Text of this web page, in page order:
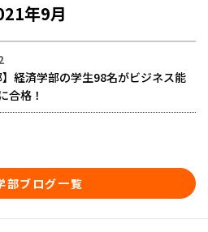
年9月
】経済学部の学生98名がビジネス能
合格！
部ブログ一覧